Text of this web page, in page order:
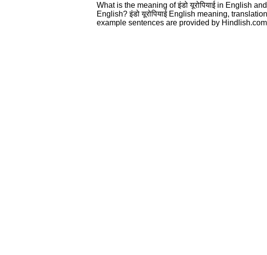
What is the meaning of इंडो यूरोपियाई in English
English? इंडो यूरोपियाई English meaning,
example sentences are provided by